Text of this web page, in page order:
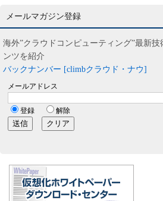
メールマガジン登録
海外”クラウドコンピューティング”最新
ンツを紹介
バックナンバー [climbクラウド・ナウ]